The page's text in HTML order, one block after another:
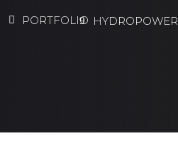
PORTFOLIO HYDROPOWER